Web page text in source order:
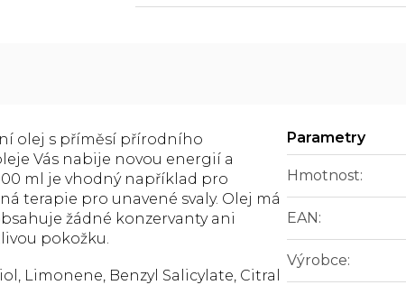
olej s příměsí přírodního
Vás nabije novou energií a
ml je vhodný například pro
terapie pro unavené svaly. Olej má
žádné konzervanty ani
pokožku.
Limonene, Benzyl Salicylate, Citral
Hmotnost:
EAN:
Výrobce: